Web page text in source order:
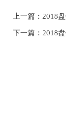
上一篇：2018
下一篇：2018